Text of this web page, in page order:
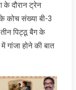
दौरान ट्रेन
कोच संख्या बी-3
तीन पिट्ठू बैग के
गांजा होने की बात